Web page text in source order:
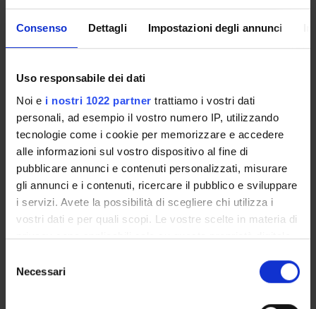
Consenso Dettagli Impostazioni degli annunci
Uso responsabile dei dati
Noi e i nostri 1022 partner trattiamo i vostri dati
personali, ad esempio il vostro numero IP, utilizzando
tecnologie come i cookie per memorizzare e accedere
alle informazioni sul vostro dispositivo al fine di
pubblicare annunci e contenuti personalizzati, misurare
gli annunci e i contenuti, ricercare il pubblico e sviluppare
i servizi. Avete la possibilità di scegliere chi utilizza i
vostri dati e per quali scopi. Le vostre scelte in materia di
privacy sono applicabili solo su questa proprietà digitale
modificare o revocare il proprio consenso in qualsiasi
momento dalla Dichiarazione sui cookie o facendo clic
delNecessari
PROJECT PARTICIPANTS
Antonio Lupo
Nephrology Section
ACTIVITIES